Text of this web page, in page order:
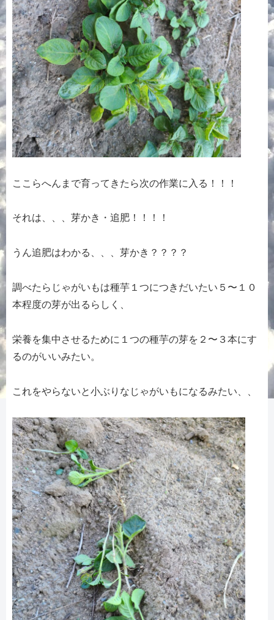
ここらへんまで育ってきたら次の作業に入る！！！
それは、、、芽かき・追肥！！！！
うん追肥はわかる、、、芽かき？？？？
調べたらじゃがいもは種芋１つにつきだいたい５〜１０
本程度の芽が出るらしく、
栄養を集中させるために１つの種芋の芽を２〜３本にす
るのがいいみたい。
これをやらないと小ぶりなじゃがいもになるみたい、、